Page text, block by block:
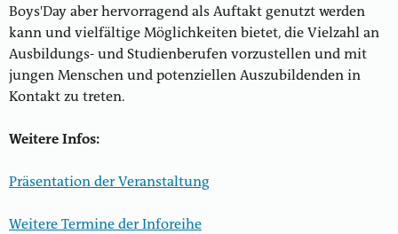
Boys'Day aber hervorragend als Auftakt genutzt werden
kann und vielfältige Möglichkeiten bietet, die Vielzahl an
Ausbildungs- und Studienberufen vorzustellen und mit
jungen Menschen und potenziellen Auszubildenden in
Kontakt zu treten.
Weitere Infos:
Präsentation der Veranstaltung
Weitere Termine der Inforeihe